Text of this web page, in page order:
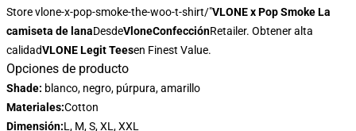
Storevlone-x-pop-smoke-the-woo-t-shirt/"VLONE x Pop Smoke La
camiseta de lanaDesdeVloneConfecciónRetailer. Obtener alta
calidadVLONE Legit Teesen Finest Value.
Opciones de producto
Shade: blanco, negro, púrpura, amarillo
Materiales:Cotton
Dimensión:L, M, S, XL, XXL